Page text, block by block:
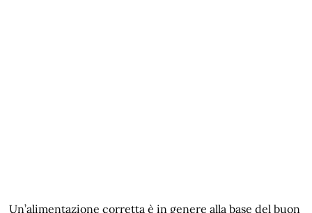
Un’alimentazione corretta è in genere alla base del buon